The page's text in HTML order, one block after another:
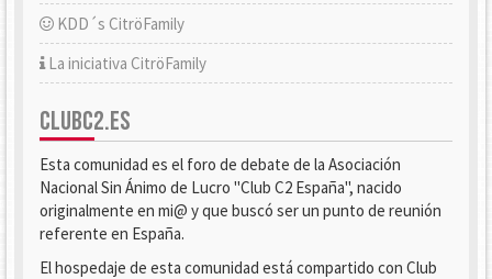
KDD´s CitröFamily
La iniciativa CitröFamily
CLUBC2.ES
Esta comunidad es el foro de debate de la Asociación
Nacional Sin Ánimo de Lucro "Club C2 España", nacido
originalmente en mi@ y que buscó ser un punto de reunión
referente en España.
El hospedaje de esta comunidad está compartido con Club